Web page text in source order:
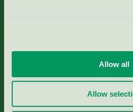
Allow all
Allow
Svanens husproduktportal-HPP
Rapporter & undersökningar